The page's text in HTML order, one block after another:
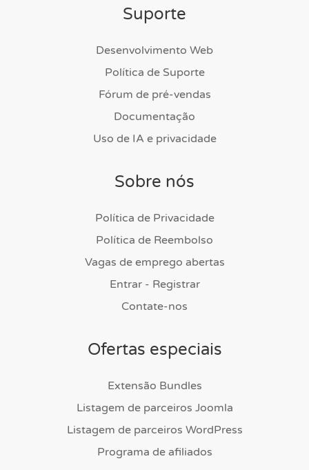
Suporte
Desenvolvimento Web
Política de Suporte
Fórum de pré-vendas
Documentação
Uso de IA e privacidade
Sobre nós
Política de Privacidade
Política de Reembolso
Vagas de emprego abertas
Entrar - Registrar
Contate-nos
Ofertas especiais
Extensão Bundles
Listagem de parceiros Joomla
Listagem de parceiros WordPress
Programa de afiliados